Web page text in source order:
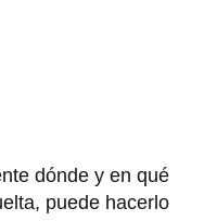
dónde y en qué
puede hacerlo